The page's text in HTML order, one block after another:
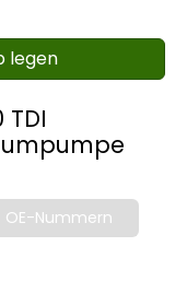
TDI
OE-Nummern
legen